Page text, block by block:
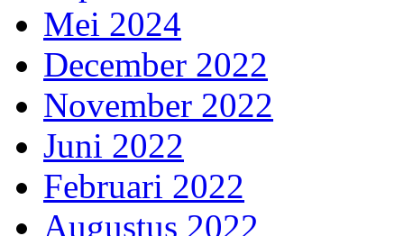
Mei 2024
December 2022
November 2022
Juni 2022
Februari 2022
Augustus 2022